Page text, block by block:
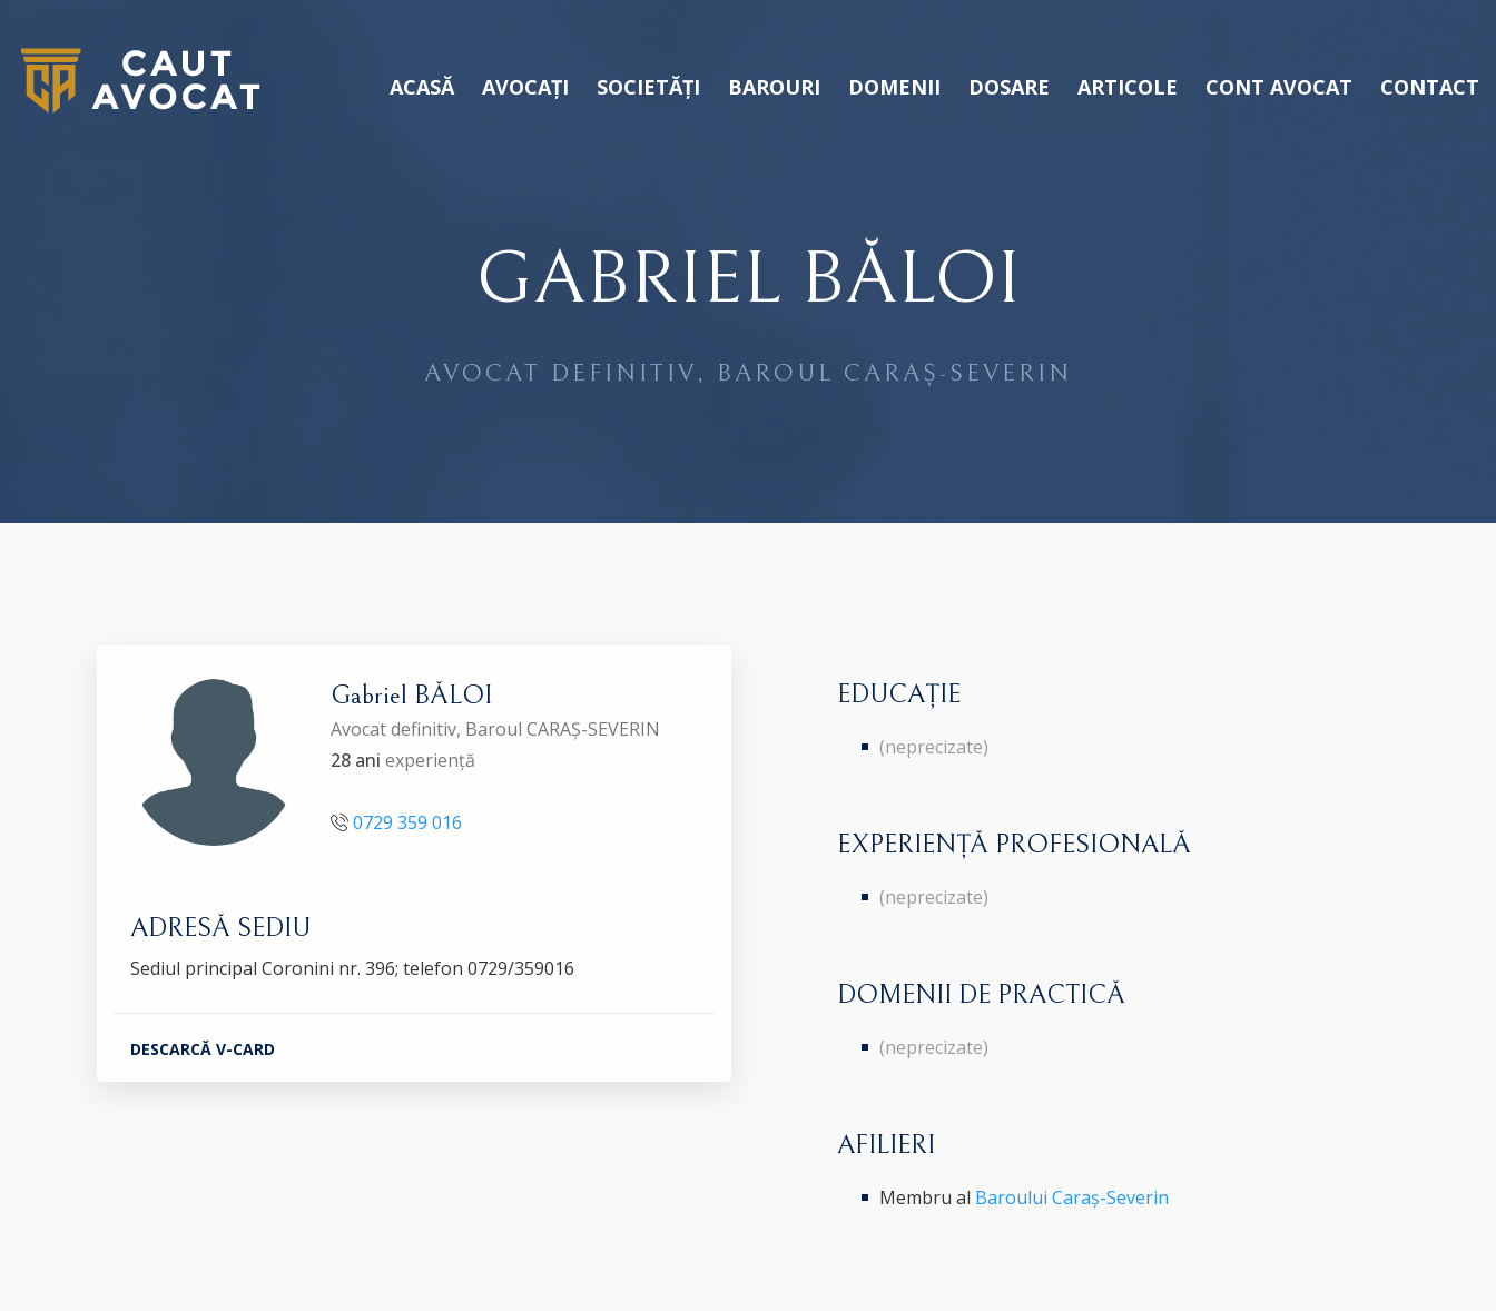
ACASĂ AVOCAȚI SOCIETĂȚI BAROURI DOMENII DOSARE ARTICOLE CONT AVOCAT CONTACT
GABRIEL BĂLOI
AVOCAT DEFINITIV, BAROUL CARAȘ-SEVERIN
Gabriel BĂLOI
Avocat definitiv, Baroul CARAȘ-SEVERIN
28 ani experiență
0729 359 016
ADRESĂ SEDIU
Sediul principal Coronini nr. 396; telefon 0729/359016
DESCARCĂ V-CARD
EDUCAȚIE
(neprecizate)
EXPERIENȚĂ PROFESIONALĂ
(neprecizate)
DOMENII DE PRACTICĂ
(neprecizate)
AFILIERI
Membru al Baroului Caraș-Severin